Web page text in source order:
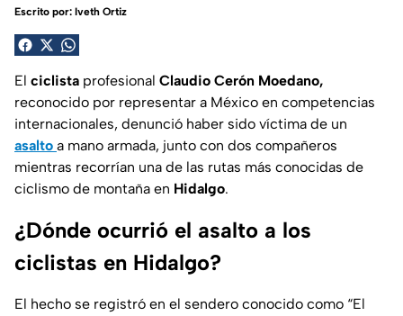
Escrito por: Iveth Ortiz
El ciclista profesional Claudio Cerón Moedano,
reconocido por representar a México en competencias
internacionales, denunció haber sido víctima de un
asalto a mano armada, junto con dos compañeros
mientras recorrían una de las rutas más conocidas de
ciclismo de montaña en Hidalgo.
¿Dónde ocurrió el asalto a los
ciclistas en Hidalgo?
El hecho se registró en el sendero conocido como “El